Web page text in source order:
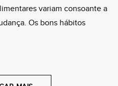
variam consoante a
Os bons hábitos